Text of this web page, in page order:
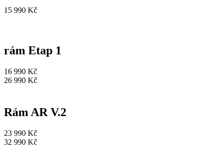
15 990 Kč
rám Etap 1
16 990 Kč
26 990 Kč
Rám AR V.2
23 990 Kč
32 990 Kč